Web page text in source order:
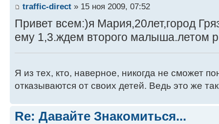
traffic-direct » 15 ноя 2009, 07:52
Привет всем:)я Мария,20лет,город
ему 1,3.ждем второго малыша.летом
Я из тех, кто, наверное, никогда не сможет
отказываются от своих детей. Ведь это же
Re: Давайте Знакомиться...